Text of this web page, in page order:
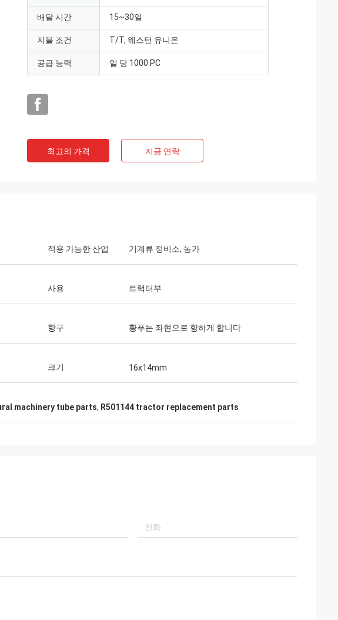
배달 시간 15~30일
지불 조건 T/T, 웨스턴 유니온
공급 능력 일 당 1000 PC
최고의 가격 지금 연락
적용 가능한 산업 기계류 정비소, 농가
사용 트랙터부
항구 황푸는 좌현으로 향하게 합니다
크기 16x14mm
machinery tube parts, R501144 tractor replacement parts